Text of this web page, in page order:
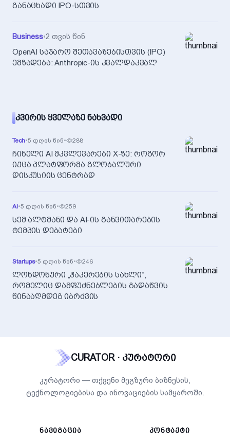
განაცხადი IPO-სთვის
Business•2 თვის წინ
OpenAI საჯარო შეთავაზებისთვის (IPO)
ემზადება: Anthropic-ის კვალდაკვალ
ᲙᲕᲘᲠᲘᲡ ᲧᲕᲔᲚᲐᲖᲔ ᲜᲐᲮᲕᲐᲓᲘ
Tech•5 დღის წინ• 288
ჩინელი AI მკვლევარები X-ზე: როგორ
იქცა პლატფორმა გლობალური
დისკუსიის ცენტრად
AI•5 დღის წინ• 259
სემ ალტმანი და AI-ის განვითარების
ტემპის დებატები
Startups•5 დღის წინ• 246
ლონდონური „ჰაკერების სახლი“,
რომელიც დამფუძნებლების გადაწვის
წინააღმდეგ იბრძვის
CURATOR · კურატორი
კურატორი — თქვენი მეგზური ბიზნესის,
ტექნოლოგიებისა და ინოვაციების სამყაროში.
ᲜᲐᲕᲘᲒᲐᲪᲘᲐ ᲙᲝᲜᲢᲐᲥᲢᲘ